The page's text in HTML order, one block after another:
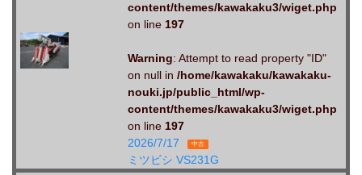
content/themes/kawakaku3/wiget.php
on line 197
Warning: Attempt to read property "ID"
on null in /home/kawakaku/kawakaku-
nouki.jp/public_html/wp-
content/themes/kawakaku3/wiget.php
on line 197
2026/7/17
中古
ミツビシ VS231G